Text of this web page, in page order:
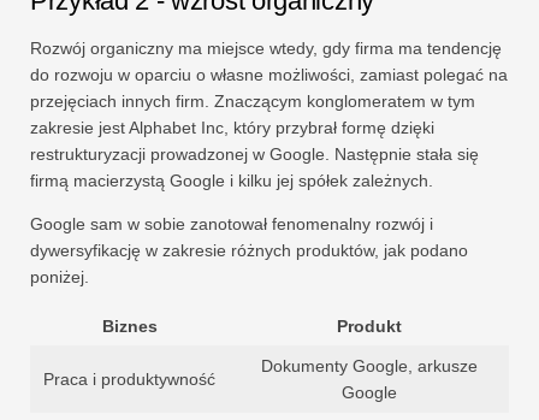
Rozwój organiczny ma miejsce wtedy, gdy firma ma tendencję
do rozwoju w oparciu o własne możliwości, zamiast polegać na
przejęciach innych firm. Znaczącym konglomeratem w tym
zakresie jest Alphabet Inc, który przybrał formę dzięki
restrukturyzacji prowadzonej w Google. Następnie stała się
firmą macierzystą Google i kilku jej spółek zależnych.
Google sam w sobie zanotował fenomenalny rozwój i
dywersyfikację w zakresie różnych produktów, jak podano
poniżej.
Biznes Produkt
Praca i produktywność
Dokumenty Google, arkusze
Google